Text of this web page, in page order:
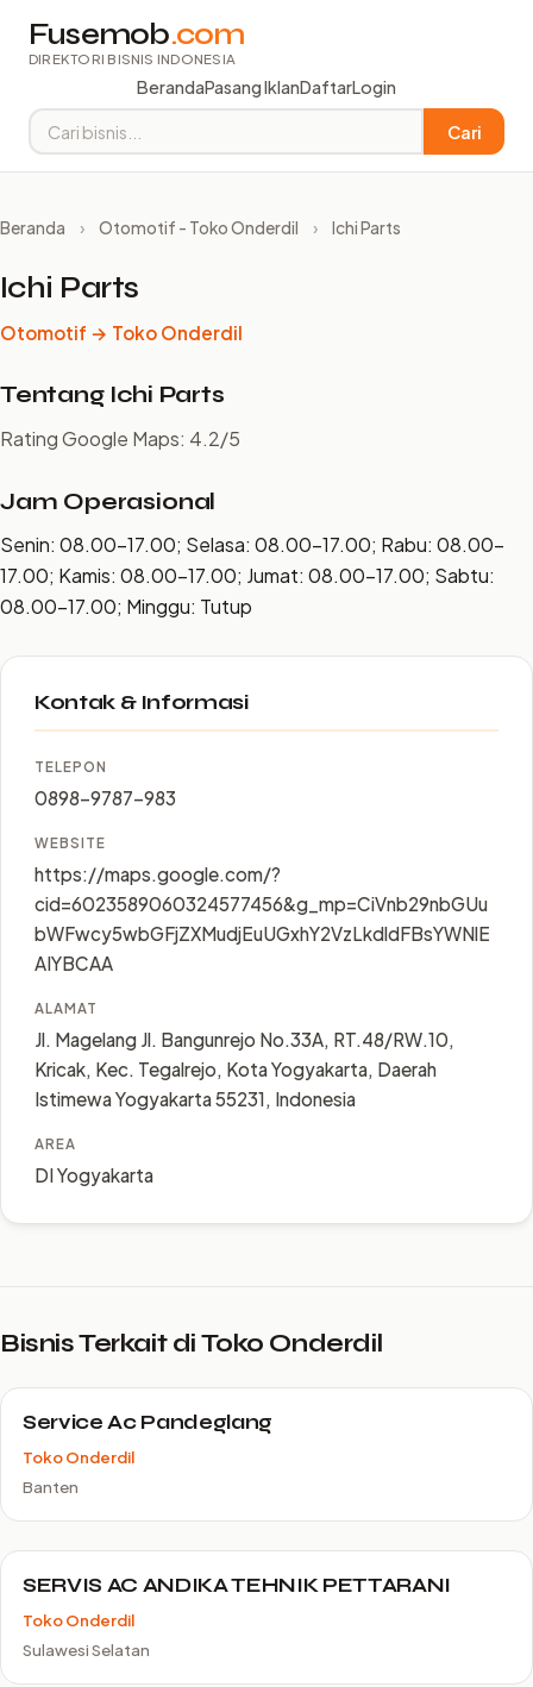
Fusemob.com
DIREKTORI BISNIS INDONESIA
BerandaPasang IklanDaftarLogin
Cari
Beranda › Otomotif - Toko Onderdil › Ichi Parts
Ichi Parts
Otomotif → Toko Onderdil
Tentang Ichi Parts
Rating Google Maps: 4.2/5
Jam Operasional
Senin: 08.00–17.00; Selasa: 08.00–17.00; Rabu: 08.00–
17.00; Kamis: 08.00–17.00; Jumat: 08.00–17.00; Sabtu:
08.00–17.00; Minggu: Tutup
Kontak & Informasi
TELEPON
0898-9787-983
WEBSITE
https://maps.google.com/?
cid=6023589060324577456&g_mp=CiVnb29nbGUu
bWFwcy5wbGFjZXMudjEuUGxhY2VzLkdldFBsYWNlE
AIYBCAA
ALAMAT
Jl. Magelang Jl. Bangunrejo No.33A, RT.48/RW.10,
Kricak, Kec. Tegalrejo, Kota Yogyakarta, Daerah
Istimewa Yogyakarta 55231, Indonesia
AREA
DI Yogyakarta
Bisnis Terkait di Toko Onderdil
Service Ac Pandeglang
Toko Onderdil
Banten
SERVIS AC ANDIKA TEHNIK PETTARANI
Toko Onderdil
Sulawesi Selatan